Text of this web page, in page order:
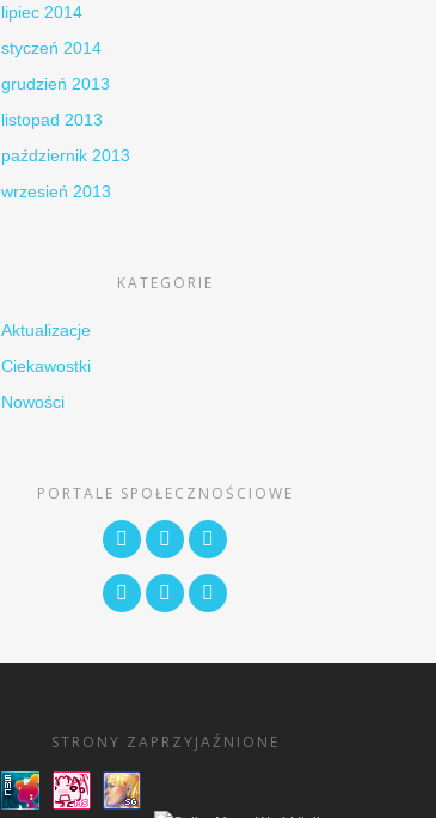
lipiec 2014
styczeń 2014
grudzień 2013
listopad 2013
październik 2013
wrzesień 2013
KATEGORIE
Aktualizacje
Ciekawostki
Nowości
PORTALE SPOŁECZNOŚCIOWE
STRONY ZAPRZYJAŹNIONE